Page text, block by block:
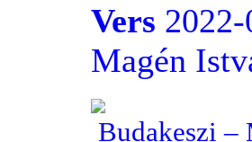
Vers
Magén
Budakeszi –